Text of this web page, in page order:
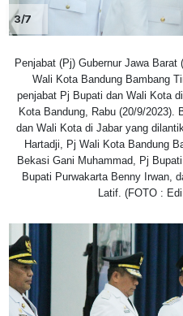
3/7
Penjabat (Pj) Gubernur Jawa
Wali Kota Bandung Bambang
penjabat Pj Bupati dan Wali Kota
Kota Bandung, Rabu (20/9/2023).
dan Wali Kota di Jabar yang
Hartadji, Pj Wali Kota Bandung
Bekasi Gani Muhammad, Pj
Bupati Purwakarta Benny Irwan,
Latif. (FOTO :